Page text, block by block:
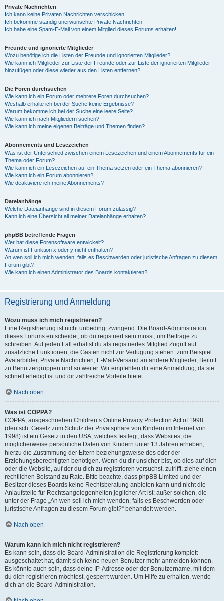
Private Nachrichten
Ich kann keine Privaten Nachrichten verschicken!
Ich bekomme ständig unerwünschte Private Nachrichten!
Ich habe eine Spam-E-Mail von einem Mitglied dieses Forums erhalten!
Freunde und ignorierte Mitglieder
Wozu benötige ich die Listen der Freunde und ignorierten Mitglieder?
Wie kann ich Mitglieder zur Liste der Freunde oder zur Liste der ignorierten Mitglieder
hinzufügen oder diese wieder aus den Listen entfernen?
Die Foren durchsuchen
Wie kann ich ein Forum oder mehrere Foren durchsuchen?
Weshalb erhalte ich bei der Suche keine Ergebnisse?
Warum bekomme ich bei der Suche eine leere Seite?
Wie kann ich nach Mitgliedern suchen?
Wie kann ich meine eigenen Beiträge und Themen finden?
Abonnements und Lesezeichen
Was ist der Unterschied zwischen einem Lesezeichen und einem Abonnements für ein
Thema oder Forum?
Wie kann ich ein Lesezeichen auf ein Thema setzen oder ein Thema abonnieren?
Wie kann ich ein Forum abonnieren?
Wie deaktiviere ich meine Abonnements?
Dateianhänge
Welche Dateianhänge sind in diesem Forum zulässig?
Kann ich eine Übersicht all meiner Dateianhänge erhalten?
phpBB betreffende Fragen
Wer hat diese Forensoftware entwickelt?
Warum ist Funktion x oder y nicht enthalten?
An wen soll ich mich wenden, falls es Beschwerden oder juristische Anfragen zu diesem
Forum gibt?
Wie kann ich einen Administrator des Boards kontaktieren?
Registrierung und Anmeldung
Wozu muss ich mich registrieren?
Eine Registrierung ist nicht unbedingt zwingend. Die Board-Administration
dieses Forums entscheidet, ob du registriert sein musst, um Beiträge zu
schreiben. Auf jeden Fall erhältst du als registriertes Mitglied Zugriff auf
zusätzliche Funktionen, die Gästen nicht zur Verfügung stehen: zum Beispiel
Avatarbilder, Private Nachrichten, E-Mail-Versand an andere Mitglieder, Beitritt
zu Benutzergruppen und so weiter. Wir empfehlen dir eine Anmeldung, da sie
schnell erledigt ist und dir zahlreiche Vorteile bietet.
Nach oben
Was ist COPPA?
COPPA, ausgeschrieben Children’s Online Privacy Protection Act of 1998
(deutsch: Gesetz zum Schutz der Privatsphäre von Kindern im Internet von
1998) ist ein Gesetz in den USA, welches festlegt, dass Websites, die
möglicherweise persönliche Daten von Kindern unter 13 Jahren erheben,
hierzu die Zustimmung der Eltern beziehungsweise des oder der
Erziehungsberechtigten benötigen. Wenn du dir unsicher bist, ob dies auf dich
oder die Website, auf der du dich zu registrieren versuchst, zutrifft, ziehe einen
rechtlichen Beistand zu Rate. Bitte beachte, dass phpBB Limited und der
Besitzer dieses Boards keine Rechtsberatung anbieten kann und nicht die
Anlaufstelle für Rechtsangelegenheiten jeglicher Art ist; außer solchen, die
unter der Frage „An wen soll ich mich wenden, falls es Beschwerden oder
juristische Anfragen zu diesem Forum gibt?“ behandelt werden.
Nach oben
Warum kann ich mich nicht registrieren?
Es kann sein, dass die Board-Administration die Registrierung komplett
ausgeschaltet hat, damit sich keine neuen Benutzer mehr anmelden können.
Es könnte auch sein, dass deine IP-Adresse oder der Benutzername, mit dem
du dich registrieren möchtest, gesperrt wurden. Um Hilfe zu erhalten, wende
dich an die Board-Administration.